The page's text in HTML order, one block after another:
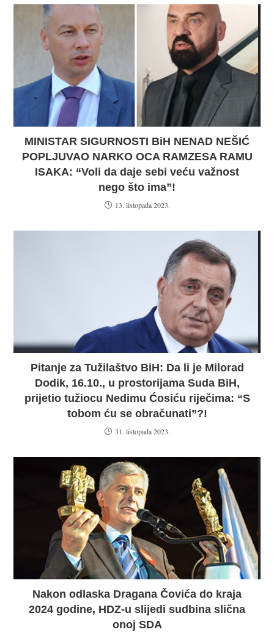
MINISTAR SIGURNOSTI BiH NENAD NEŠIĆ
POPLJUVAO NARKO OCA RAMZESA RAMU
ISAKA: “Voli da daje sebi veću važnost
nego što ima”!
13. listopada 2023.
Pitanje za Tužilaštvo BiH: Da li je Milorad
Dodik, 16.10., u prostorijama Suda BiH,
prijetio tužiocu Nedimu Ćosiću riječima: “S
tobom ću se obračunati”?!
31. listopada 2023.
Nakon odlaska Dragana Čovića do kraja
2024 godine, HDZ-u slijedi sudbina slična
onoj SDA